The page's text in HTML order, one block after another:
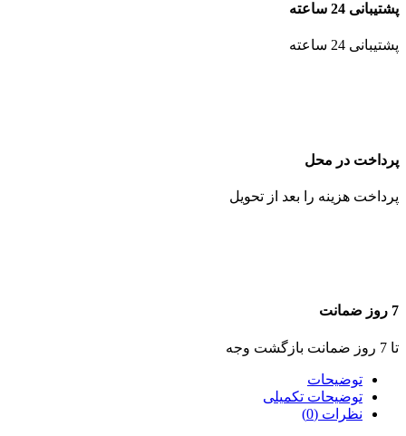
پشتیبانی 24 ساعته
پشتیبانی 24 ساعته
پرداخت در محل
پرداخت هزینه را بعد از تحویل
7 روز ضمانت
تا 7 روز ضمانت بازگشت وجه
توضیحات
توضیحات تکمیلی
نظرات (0)